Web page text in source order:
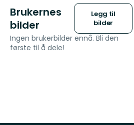
Brukernes
bilder
Legg til
bilder
Ingen brukerbilder ennå. Bli den
første til å dele!